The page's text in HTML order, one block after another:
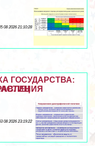
08 2026 21:10:28
ГОСУДАРСТВА:
08 2026 23:19:22